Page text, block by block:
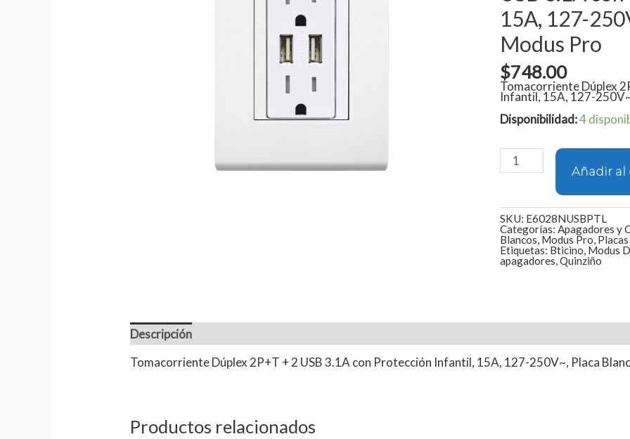
15A, 127-
Modus Pro
$748.00
Tomacorriente Dúplex
Infantil, 15A, 127-
Disponibilidad:4
250V~,
Placa
Blanca,
Modus
Pro
cantidad
Añadir al
SKU: E6028NUSBPTL
Categorías: Apagadores y
Blancos, Modus Pro,
Etiquetas: Bticino, Modus
apagadores,Quinziño
Descripción
Tomacorriente Dúplex 2P+T + 2 USB 3.1A con Protección Infantil, 15A, 127-250V~, Placa
Productos relacionados